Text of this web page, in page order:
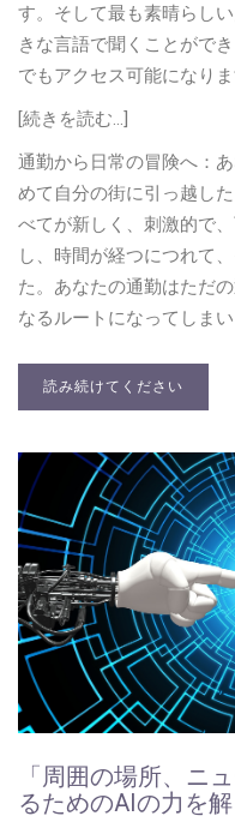
す。そして最も素晴らし
きな言語で聞くことがで
でもアクセス可能になりま
[続きを読む…]
通勤から日常の冒険へ：
めて自分の街に引っ越し
べてが新しく、刺激的で
し、時間が経つにつれて
た。あなたの通勤はただ
なるルートになってしまい
読み続けてください
「周囲の場所、ニ
るためのAIの力を解